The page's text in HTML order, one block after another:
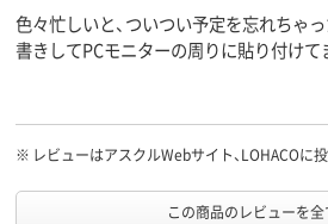
色々忙しいと、ついつい予定を忘れちゃ
書きしてPCモニターの周りに貼り付け
使っていますが、このサイズだと 少し
※ レビューはアスクルWebサイト、LOHACOに
この商品のレビューを全